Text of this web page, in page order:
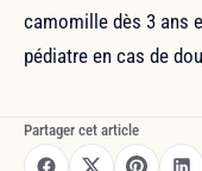
camomille dès 3 ans
pédiatre en cas de
Partager cet article